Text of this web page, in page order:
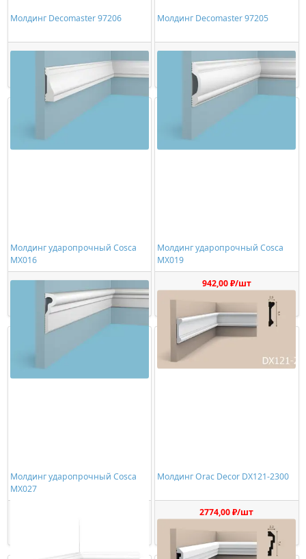
Молдинг Decomaster 97206
2276,00 ₽/шт
Купить
Молдинг Decomaster 97205
2148,00 ₽/шт
Купить
Молдинг ударопрочный Cosca
MX016
674,00 ₽/шт
Купить
Молдинг ударопрочный Cosca
MX019
942,00 ₽/шт
Купить
Молдинг ударопрочный Cosca
MX027
Молдинг Orac Decor DX121-2300
2774,00 ₽/шт
Купить